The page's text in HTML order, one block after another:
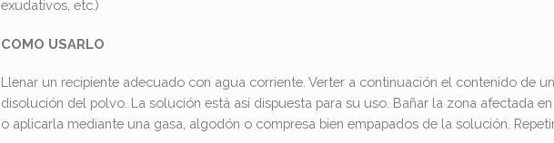
exudativos, etc.)
COMO USARLO
Llenar un recipiente adecuado con agua corriente. Verter a continuación el contenido de
disolución del polvo. La solución está así dispuesta para su uso. Bañar la zona afectada
o aplicarla mediante una gasa, algodón o compresa bien empapados de la solución.